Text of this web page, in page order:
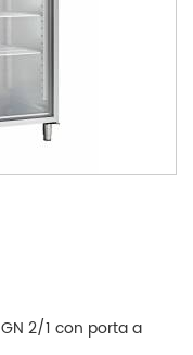
2/1 con porta a